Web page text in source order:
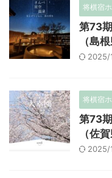
将棋宿
第73
（島
2025/
将棋宿
第73
（佐
2025/